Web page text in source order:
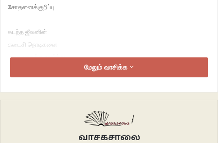
சோதனைக்குறிப்பு
கடந்த ஜீவனின்
கடைசி நொடிகளை
பதைபதைக்க வாழ்ந்து
மேலும் வாசிக்க
வாசகசாலை